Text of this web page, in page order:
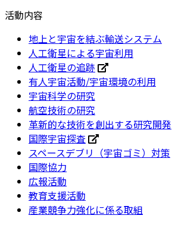
活動内容
地上と宇宙を結ぶ輸送システム
人工衛星による宇宙利用
人工衛星の追跡
有人宇宙活動/宇宙環境の利用
宇宙科学の研究
航空技術の研究
革新的な技術を創出する研究開発
国際宇宙探査
スペースデブリ（宇宙ゴミ）対策
国際協力
広報活動
教育支援活動
産業競争力強化に係る取組